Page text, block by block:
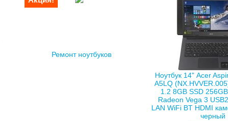
Ремонт ноутбуков
Ноутбук 14" Acer
A5LQ
1.2 8GB SSD
Radeon Vega 3
LAN WiFi BT HDMI
черный